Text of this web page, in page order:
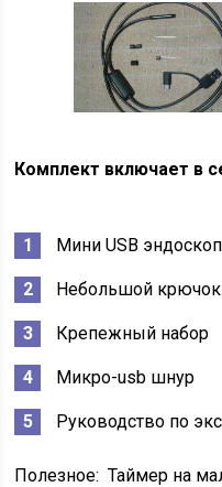
Комплект включает в
Мини USB
Небольшой крючок
Крепежный набор
Микро-usb шнур
Руководство по
Полезное: Таймер на